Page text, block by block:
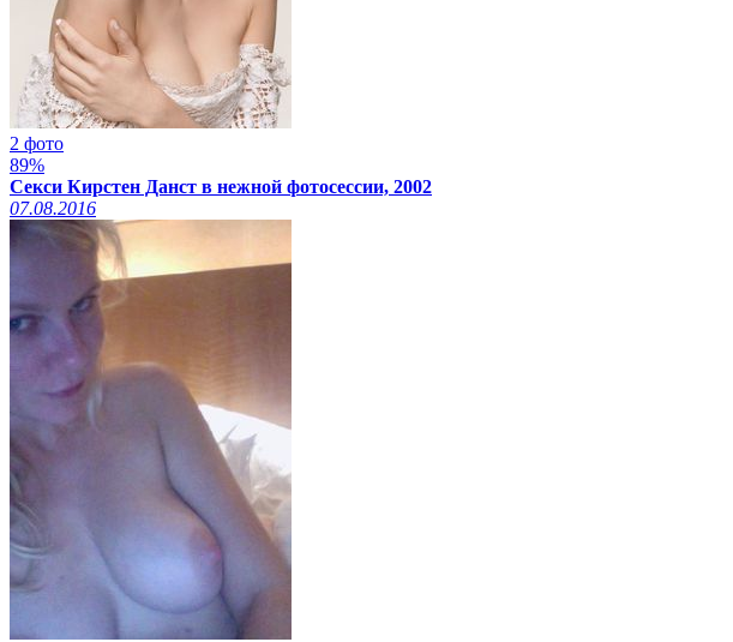
2 фото
89%
Секси Кирстен Данст в нежной фотосессии, 2002
07.08.2016